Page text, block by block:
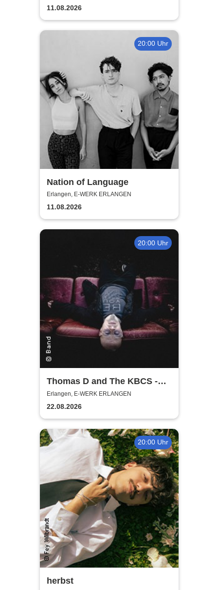
11.08.2026
20:00 Uhr
Nation of Language
Erlangen, E-WERK ERLANGEN
11.08.2026
20:00 Uhr
Thomas D and The KBCS -
Neocortex Tour 2026
Erlangen, E-WERK ERLANGEN
22.08.2026
20:00 Uhr
herbst